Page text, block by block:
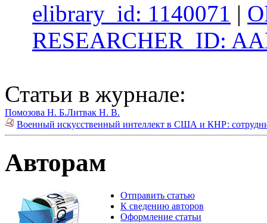
elibrary_id: 1140071 |
RESEARCHER_ID:
Статьи в журнале:
Помозова Н. Б.Литвак Н. В.
Военный искусственный интеллект в США и КНР:
Авторам
Отправить статью
К сведению авторов
Оформление статьи